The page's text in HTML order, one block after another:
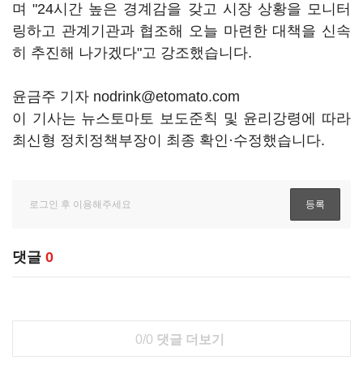
며 "24시간 높은 경계감을 갖고 시장 상황을 모니터
링하고 관계기관과 협조해 오늘 마련한 대책을 신속
히 추진해 나가겠다"고 강조했습니다.
윤금주 기자 nodrink@etomato.com
이 기사는 뉴스토마토 보도준칙 및 윤리강령에 따라
최신형 정치정책부장이 최종 확인·수정했습니다.
댓글 0
0/0 댓글 더보기